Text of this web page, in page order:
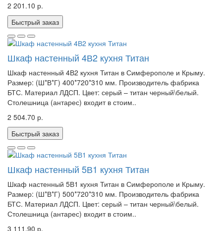
2 201.10 р.
Быстрый заказ
Шкаф настенный 4В2 кухня Титан
Шкаф настенный 4В2 кухня Титан в Симферополе и Крыму.
Размер: (Ш*В*Г) 400*720*310 мм. Производитель фабрика
БТС. Материал ЛДСП. Цвет: серый – титан черный\белый.
Столешница (антарес) входит в стоим..
2 504.70 р.
Быстрый заказ
Шкаф настенный 5В1 кухня Титан
Шкаф настенный 5В1 кухня Титан в Симферополе и Крыму.
Размер: (Ш*В*Г) 500*720*310 мм. Производитель фабрика
БТС. Материал ЛДСП. Цвет: серый – титан черный\белый.
Столешница (антарес) входит в стоим..
3 111.90 р.